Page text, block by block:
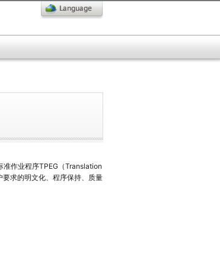
准作业程序TPEG（Translation
求的明文化、程序保持、质量